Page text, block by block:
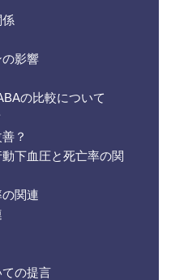
係
影響
の比較について
？
下血圧と死亡率の関
関連
の提言